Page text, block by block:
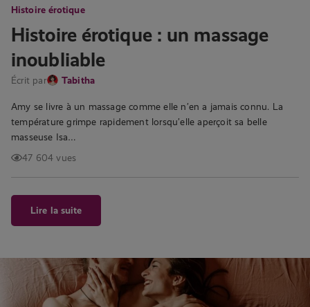
Histoire érotique
Histoire érotique : un massage
inoubliable
Écrit par Tabitha
Amy se livre à un massage comme elle n’en a jamais connu. La
température grimpe rapidement lorsqu’elle aperçoit sa belle
masseuse Isa…
47 604 vues
Lire la suite